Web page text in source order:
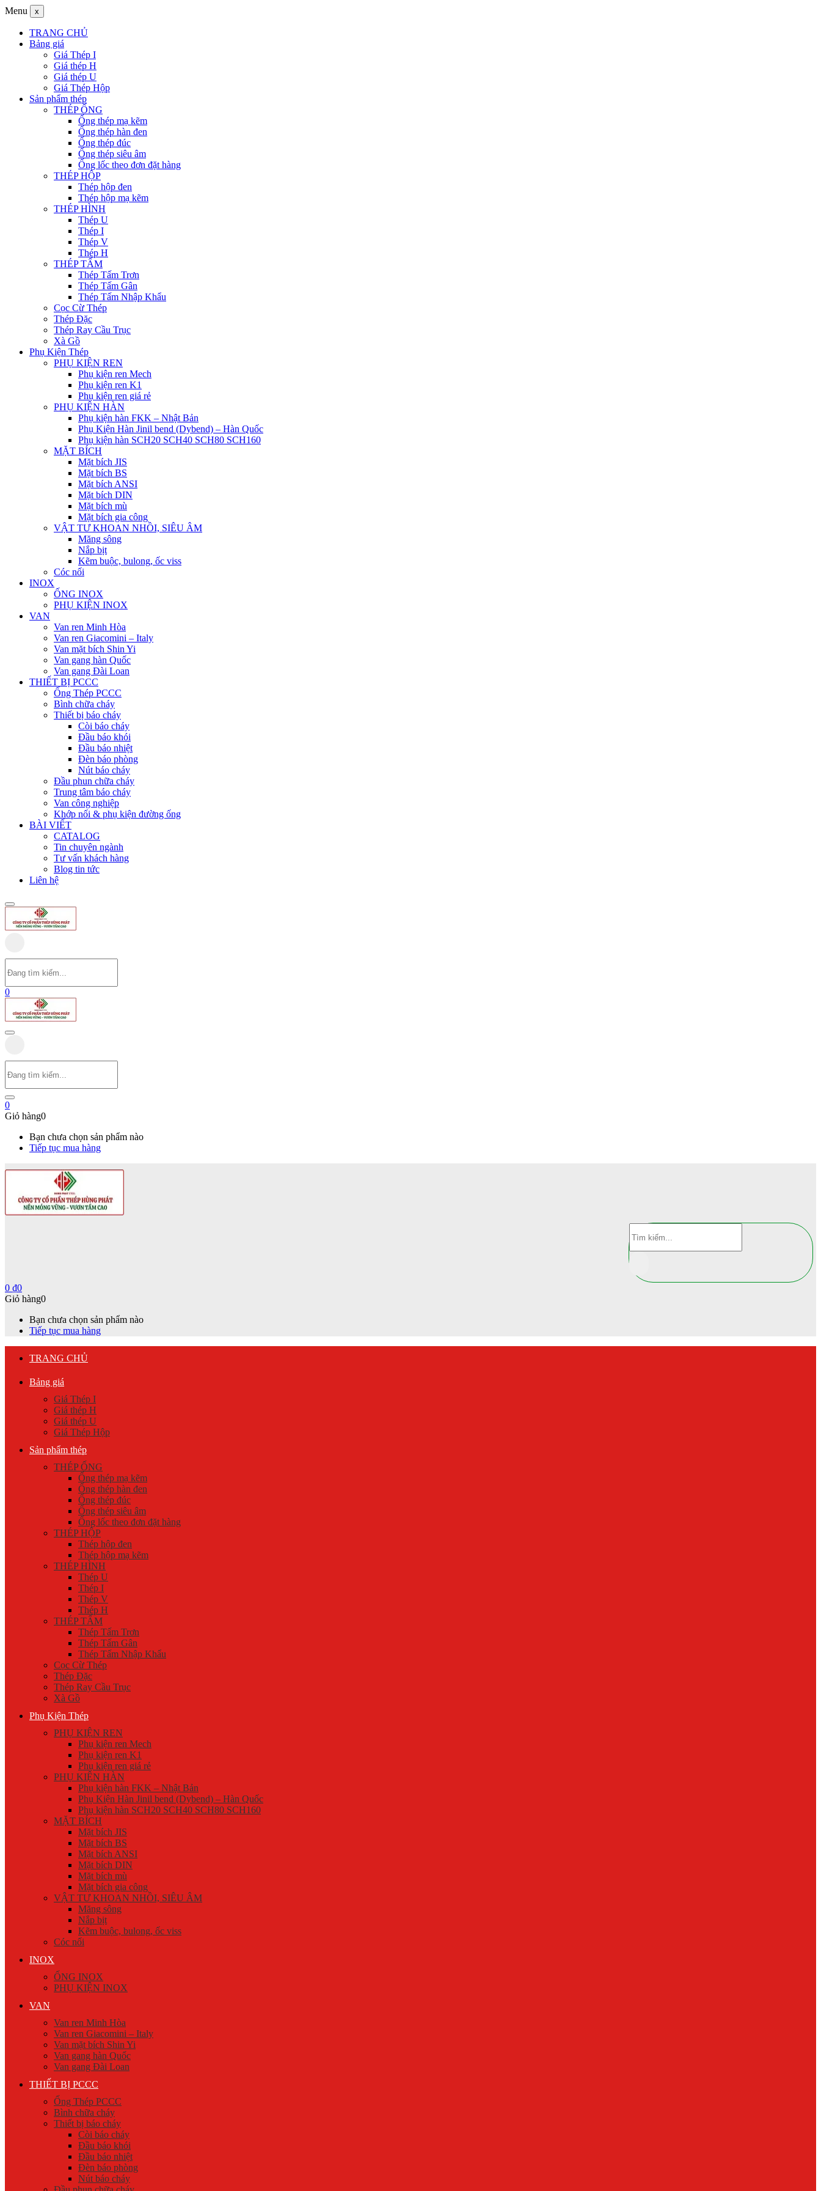
Menu x
TRANG CHỦ
Bảng giá
Giá Thép I
Giá thép H
Giá thép U
Giá Thép Hộp
Sản phẩm thép
THÉP ỐNG
Ống thép mạ kẽm
Ống thép hàn đen
Ống thép đúc
Ống thép siêu âm
Ống lốc theo đơn đặt hàng
THÉP HỘP
Thép hộp đen
Thép hộp mạ kẽm
THÉP HÌNH
Thép U
Thép I
Thép V
Thép H
THÉP TẤM
Thép Tấm Trơn
Thép Tấm Gân
Thép Tấm Nhập Khẩu
Cọc Cừ Thép
Thép Đặc
Thép Ray Cầu Trục
Xà Gồ
Phụ Kiện Thép
PHỤ KIỆN REN
Phụ kiện ren Mech
Phụ kiện ren K1
Phụ kiện ren giá rẻ
PHỤ KIỆN HÀN
Phụ kiện hàn FKK – Nhật Bản
Phụ Kiện Hàn Jinil bend (Dybend) – Hàn Quốc
Phụ kiện hàn SCH20 SCH40 SCH80 SCH160
MẶT BÍCH
Mặt bích JIS
Mặt bích BS
Mặt bích ANSI
Mặt bích DIN
Mặt bích mù
Mặt bích gia công
VẬT TƯ KHOAN NHỒI, SIÊU ÂM
Măng sông
Nắp bịt
Kẽm buộc, bulong, ốc viss
Cóc nối
INOX
ỐNG INOX
PHỤ KIỆN INOX
VAN
Van ren Minh Hòa
Van ren Giacomini – Italy
Van mặt bích Shin Yi
Van gang hàn Quốc
Van gang Đài Loan
THIẾT BỊ PCCC
Ống Thép PCCC
Bình chữa cháy
Thiết bị báo cháy
Còi báo cháy
Đầu báo khói
Đầu báo nhiệt
Đèn báo phòng
Nút báo cháy
Đầu phun chữa cháy
Trung tâm báo cháy
Van công nghiệp
Khớp nối & phụ kiện đường ống
BÀI VIẾT
CATALOG
Tin chuyên ngành
Tư vấn khách hàng
Blog tin tức
Liên hệ
0
0
Giỏ hàng0
Bạn chưa chọn sản phẩm nào
Tiếp tục mua hàng
0 ₫0
Giỏ hàng0
Bạn chưa chọn sản phẩm nào
Tiếp tục mua hàng
TRANG CHỦ
Bảng giá
Giá Thép I
Giá thép H
Giá thép U
Giá Thép Hộp
Sản phẩm thép
THÉP ỐNG
Ống thép mạ kẽm
Ống thép hàn đen
Ống thép đúc
Ống thép siêu âm
Ống lốc theo đơn đặt hàng
THÉP HỘP
Thép hộp đen
Thép hộp mạ kẽm
THÉP HÌNH
Thép U
Thép I
Thép V
Thép H
THÉP TẤM
Thép Tấm Trơn
Thép Tấm Gân
Thép Tấm Nhập Khẩu
Cọc Cừ Thép
Thép Đặc
Thép Ray Cầu Trục
Xà Gồ
Phụ Kiện Thép
PHỤ KIỆN REN
Phụ kiện ren Mech
Phụ kiện ren K1
Phụ kiện ren giá rẻ
PHỤ KIỆN HÀN
Phụ kiện hàn FKK – Nhật Bản
Phụ Kiện Hàn Jinil bend (Dybend) – Hàn Quốc
Phụ kiện hàn SCH20 SCH40 SCH80 SCH160
MẶT BÍCH
Mặt bích JIS
Mặt bích BS
Mặt bích ANSI
Mặt bích DIN
Mặt bích mù
Mặt bích gia công
VẬT TƯ KHOAN NHỒI, SIÊU ÂM
Măng sông
Nắp bịt
Kẽm buộc, bulong, ốc viss
Cóc nối
INOX
ỐNG INOX
PHỤ KIỆN INOX
VAN
Van ren Minh Hòa
Van ren Giacomini – Italy
Van mặt bích Shin Yi
Van gang hàn Quốc
Van gang Đài Loan
THIẾT BỊ PCCC
Ống Thép PCCC
Bình chữa cháy
Thiết bị báo cháy
Còi báo cháy
Đầu báo khói
Đầu báo nhiệt
Đèn báo phòng
Nút báo cháy